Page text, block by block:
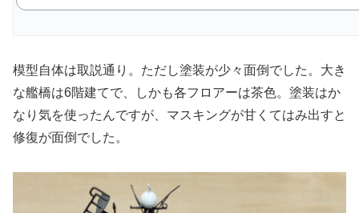
模型自体は取説通り。ただし塗装が少々面倒でした。大き
な艦橋は6階建てで、しかも各フロアーは茶色。塗装はか
なり気を使ったんですが、マスキングが甘くてはみ出すと
修復が面倒でした。